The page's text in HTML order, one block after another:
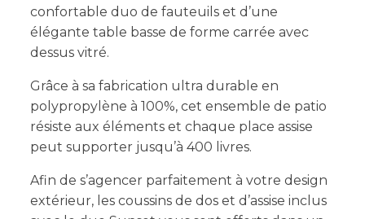
confortable duo de fauteuils et d’une
élégante table basse de forme carrée avec
dessus vitré.
Grâce à sa fabrication ultra durable en
polypropylène à 100%, cet ensemble de patio
résiste aux éléments et chaque place assise
peut supporter jusqu’à 400 livres.
Afin de s’agencer parfaitement à votre design
extérieur, les coussins de dos et d’assise inclus